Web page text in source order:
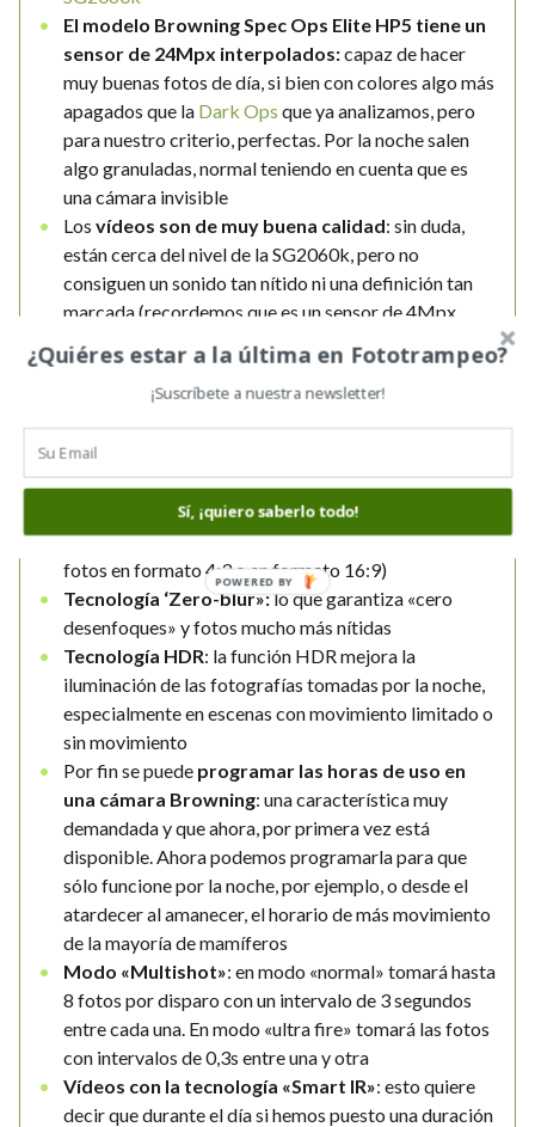
El modelo Browning Spec Ops Elite HP5 tiene un
sensor de 24Mpx interpolados:capaz de hacer
muy buenas fotos de día, si bien con colores algo más
apagados que la Dark Ops que ya analizamos, pero
para nuestro criterio, perfectas. Por la noche salen
algo granuladas, normal teniendo en cuenta que es
una cámara invisible
Los vídeos son de muy buena calidad: sin duda,
están cerca del nivel de la SG2060k, pero no
consiguen un sonido tan nítido ni una definición tan
marcada (recordemos que es un sensor de 4Mpx
recordemos que en esta marca la duración máxima
de los vídeos nocturnos es de 20s (vs 180s de la
SG2060k)
Imágenes en formato 16:9
las Browning, frente al 4:3 de lasScout Guardo la
posibilidad de elegir entre uno y otro que dan las
Keepguard(es decir se puede elegir entre que hagan
fotos en formato 4:3 o en formato 16:9)
Tecnología ‘Zero-blur»: lo que garantiza «cero
desenfoques» y fotos mucho más nítidas
Tecnología HDR: la función HDR mejora la
iluminación de las fotografías tomadas por la noche,
especialmente en escenas con movimiento limitado o
sin movimiento
Por fin se puede programar las horas de uso en
una cámara Browning: una característica muy
demandada y que ahora, por primera vez está
disponible. Ahora podemos programarla para que
sólo funcione por la noche, por ejemplo, o desde el
atardecer al amanecer, el horario de más movimiento
de la mayoría de mamíferos
Modo «Multishot»: en modo «normal» tomará hasta
8 fotos por disparo con un intervalo de 3 segundos
entre cada una. En modo «ultra fire» tomará las fotos
con intervalos de 0,3s entre una y otra
Vídeos con la tecnología «Smart IR»: esto quiere
decir que durante el día si hemos puesto una duración
¿Quiéres estar a la última en Fototrampeo?
¡Suscríbete a nuestra newsletter!
Sí, ¡quiero saberlo todo!
POWERED BY